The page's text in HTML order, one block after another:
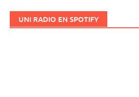
UNI RADIO EN SPOTIFY